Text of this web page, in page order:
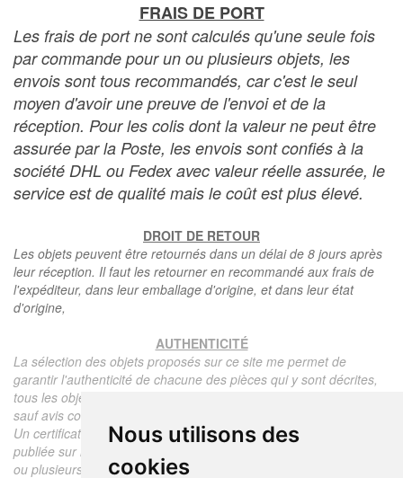
Nous utilisons des
cookies
FRAIS DE PORT
Les frais de port ne sont calculés qu'une seule fois
par commande pour un ou plusieurs objets, les
envois sont tous recommandés, car c'est le seul
moyen d'avoir une preuve de l'envoi et de la
réception. Pour les colis dont la valeur ne peut être
assurée par la Poste, les envois sont confiés à la
société DHL ou Fedex avec valeur réelle assurée, le
service est de qualité mais le coût est plus élevé.
DROIT DE RETOUR
Les objets peuvent être retournés dans un délai de 8 jours après
leur réception. Il faut les retourner en recommandé aux frais de
l'expéditeur, dans leur emballage d'origine, et dans leur état
d'origine,
AUTHENTICITÉ
La sélection des objets proposés sur ce site me permet de
garantir l'authenticité de chacune des pièces qui y sont décrites,
tous les objets proposés sont garantis d'époque et authentiques,
sauf avis contraire ou restriction dans la description.
Un certificat d'authenticité de l'objet reprenant la description
publiée sur le site, l'époque, le prix de vente, accompagné d'une
ou plusieurs photographies en couleurs est communiqué